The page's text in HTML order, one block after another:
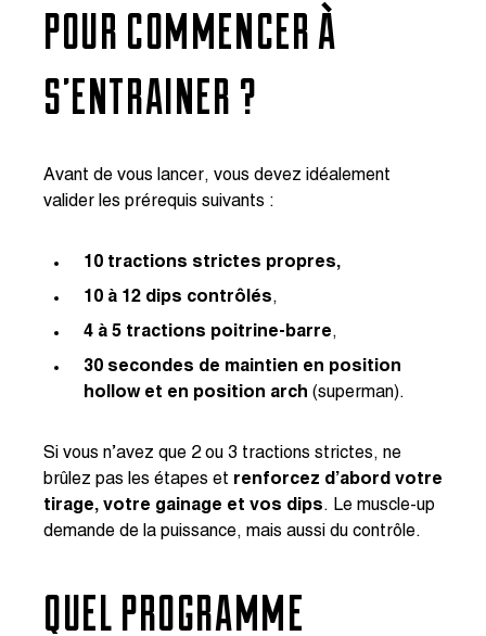
POUR COMMENCER À
S’ENTRAÎNER ?
Avant de vous lancer, vous devez idéalement
valider les prérequis suivants :
10 tractions strictes propres,
10 à 12 dips contrôlés,
4 à 5 tractions poitrine-barre,
30 secondes de maintien en position
hollow et en position arch(superman).
Si vous n’avez que 2 ou 3 tractions strictes, ne
brûlez pas les étapes et renforcez d’abord votre
tirage, votre gainage et vos dips. Le muscle-up
demande de la puissance, mais aussi du contrôle.
QUEL PROGRAMME